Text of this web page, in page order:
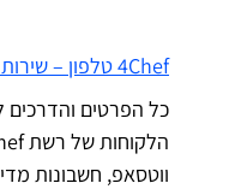
4Chef טלפון – שירות לקוחות
כל הפרטים והדרכים
ווטסאפ, חשבונות